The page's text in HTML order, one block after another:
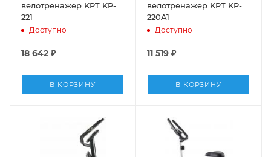
велотренажер KPT KP-
221
Доступно
18 642 ₽
В КОРЗИНУ
велотренажер KPT KP-
220A1
Доступно
11 519 ₽
В КОРЗИНУ